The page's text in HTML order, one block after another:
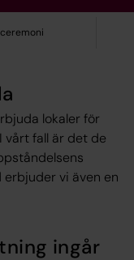
lokaler för
vårt fall är det de
vi även en
ingår